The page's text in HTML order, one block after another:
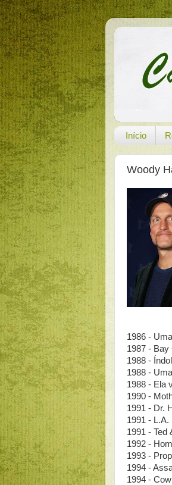
Início
Woody
1986 -
1987 - Bay
1988 -
1988 -
1988 - Ela
1990 -
1991 - Dr.
1991 -
1991 - Ted
1992 -
1993 -
1994 -
1994 -